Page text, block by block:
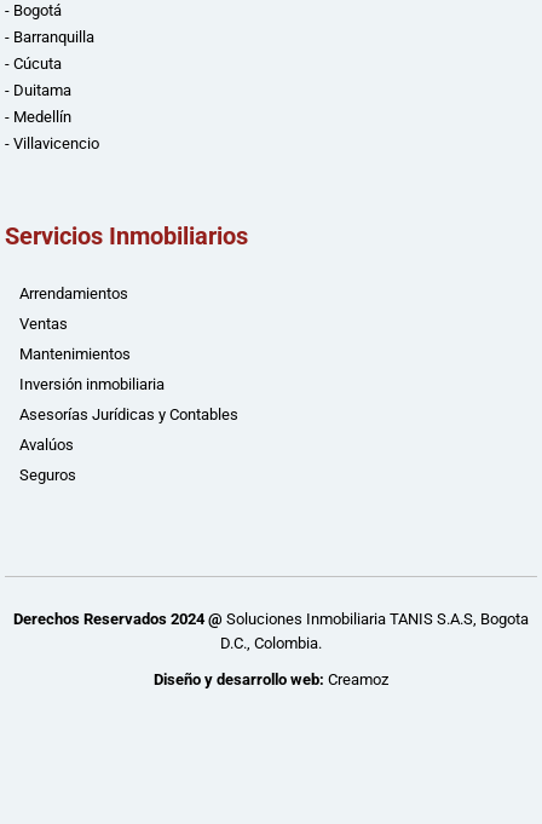
- Bogotá
- Barranquilla
- Cúcuta
- Duitama
- Medellín
- Villavicencio
Servicios Inmobiliarios
Arrendamientos
Ventas
Mantenimientos
Inversión inmobiliaria
Asesorías Jurídicas y Contables
Avalúos
Seguros
Derechos Reservados 2024 @ Soluciones Inmobiliaria TANIS S.A.S, Bogota
D.C., Colombia.
Diseño y desarrollo web: Creamoz